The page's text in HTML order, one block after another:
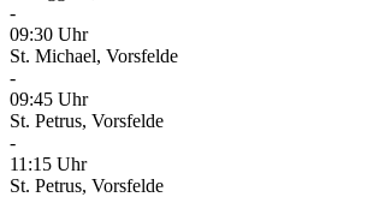
-
09:30 Uhr
St. Michael, Vorsfelde
-
09:45 Uhr
St. Petrus, Vorsfelde
-
11:15 Uhr
St. Petrus, Vorsfelde